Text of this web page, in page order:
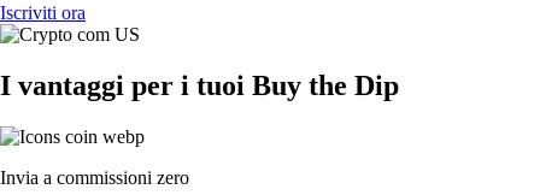
Iscriviti ora
I vantaggi per i tuoi Buy the Dip
Invia a commissioni zero